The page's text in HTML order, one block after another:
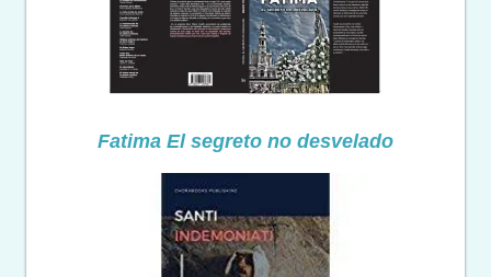
Fatima El segreto no desvelado